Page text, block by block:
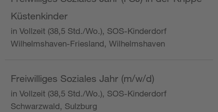
Küstenkinder
in Vollzeit (38,5 Std./Wo.), SOS-Kinderdorf
Wilhelmshaven-Friesland, Wilhelmshaven
Freiwilliges Soziales Jahr (m/w/d)
in Vollzeit (38,5 Std./Wo.), SOS-Kinderdorf
Schwarzwald, Sulzburg